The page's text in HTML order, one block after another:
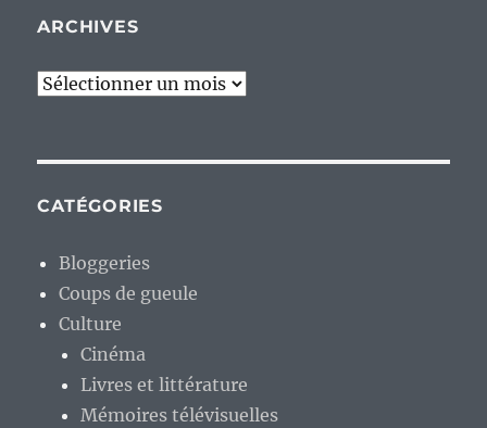
ARCHIVES
Archives
CATÉGORIES
Bloggeries
Coups de gueule
Culture
Cinéma
Livres et littérature
Mémoires télévisuelles